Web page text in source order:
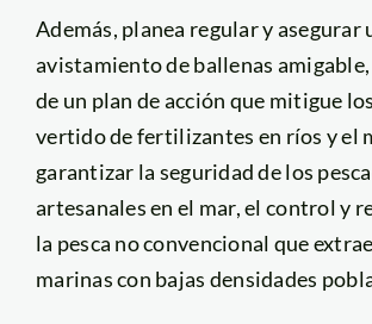
Además, planea regular y asegurar
avistamiento de ballenas
de un plan de acción que mitigue
vertido de fertilizantes en ríos y el
garantizar la seguridad de los
artesanales en el mar, el control y
la pesca no convencional que
marinas con bajas densidades